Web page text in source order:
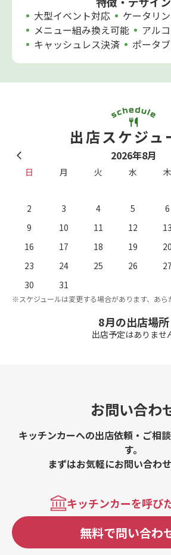
大型イベント対応
ケータリ
メニュー組み換え可能
アル
キャッシュレス決済
ポータ
出店スケジュ
2026年8月
日 月 火 水 木
2
3 4 5 6
9
10 11 12 13
16
17 18 19 20
23
24 25 26 27
30
31
※スケジュールは変更する場合があります、あら
8月の出店場所
出店予定はありませ
お問い合わ
キッチンカーへの出店依頼・ご相
す。
まずはお気軽にお問い合わ
キッチンカーを呼び
無料で問い合わ